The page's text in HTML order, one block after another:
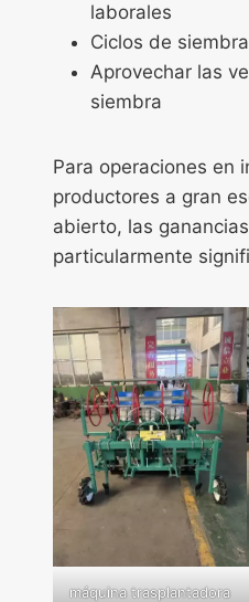
laborales
Ciclos de
Aprovechar las
siembra
Para operaciones en
productores a gran
abierto, las
particularmente
máquina trasplantadora